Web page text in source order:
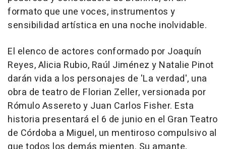
formato que une voces, instrumentos y
sensibilidad artística en una noche inolvidable.
El elenco de actores conformado por Joaquín
Reyes, Alicia Rubio, Raúl Jiménez y Natalie Pinot
darán vida a los personajes de 'La verdad', una
obra de teatro de Florian Zeller, versionada por
Rómulo Assereto y Juan Carlos Fisher. Esta
historia presentará el 6 de junio en el Gran Teatro
de Córdoba a Miguel, un mentiroso compulsivo al